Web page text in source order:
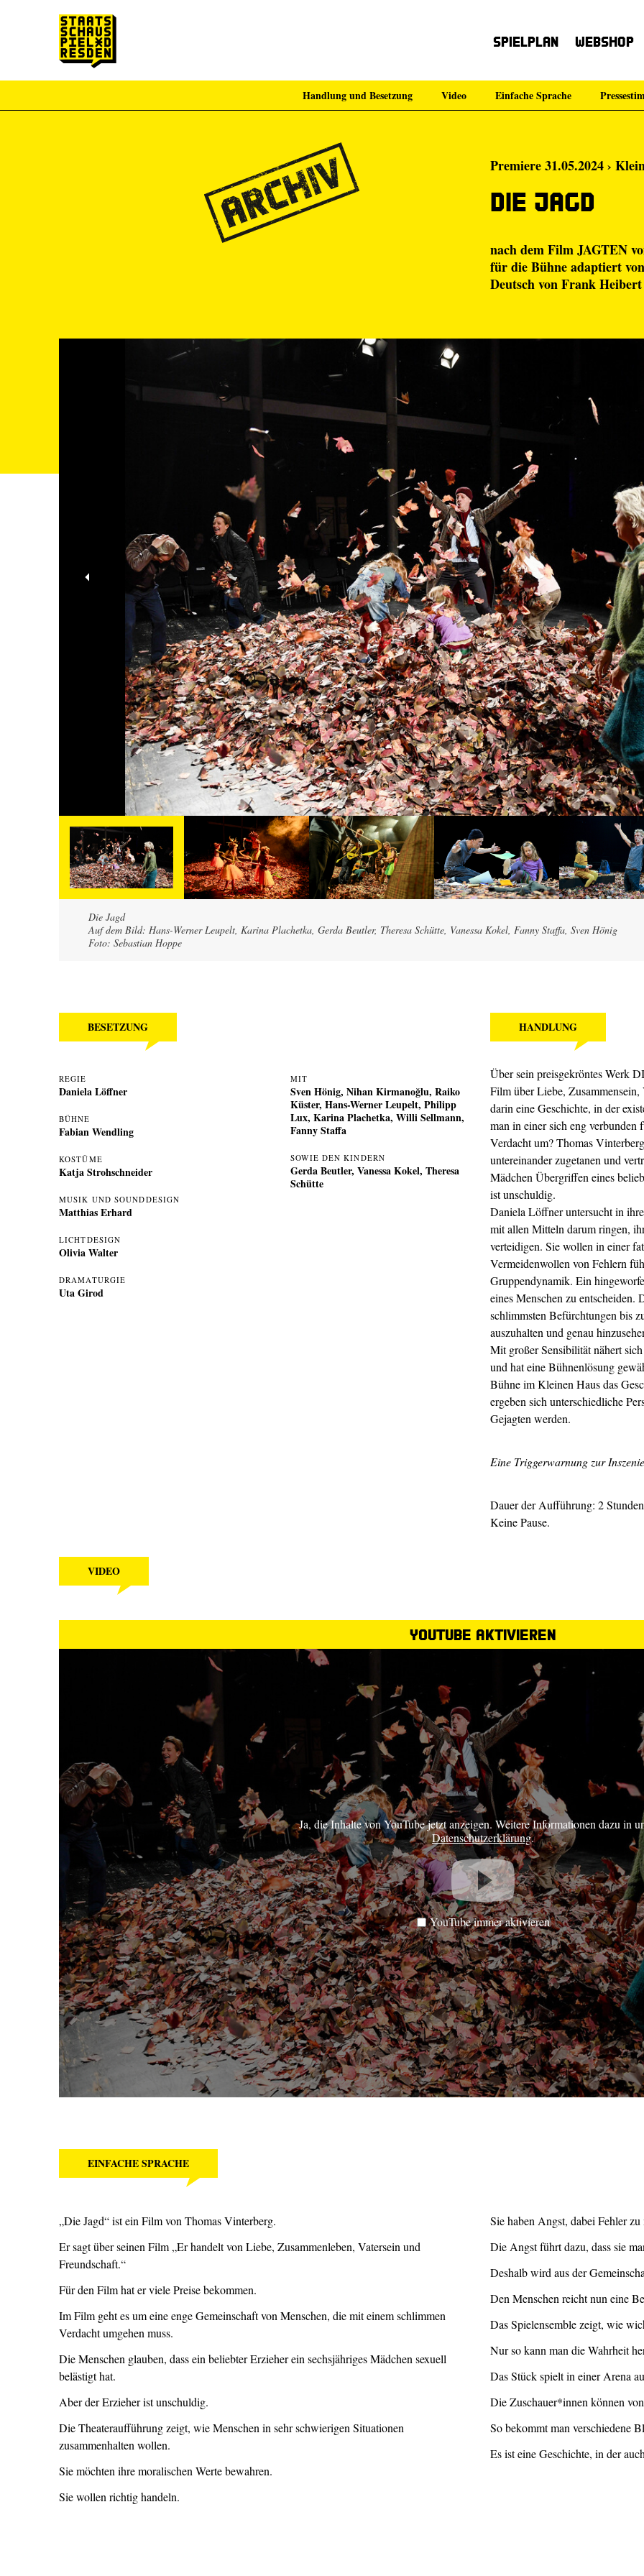
Spielplan Webshop
Handlung und Besetzung Video Einfache Sprache
Premiere 31.05.2024 ›
Die Jagd
nach dem Film JAGTEN
für die Bühne adaptiert
Deutsch von Frank Heibert
Die Jagd
Auf dem Bild: Hans-Werner Leupelt, Karina Plachetka, Gerda Beutler, Theresa Schütte, Vanessa Kokel, Fanny Staffa, Sven Hönig
Foto: Sebastian Hoppe
HANDLUNG
Über sein preisgekröntes Werk
Film über Liebe,
darin eine Geschichte, in der
man in einer sich eng verbunden
Verdacht um? Thomas
untereinander zugetanen und
Mädchen Übergriffen eines
ist unschuldig.
Daniela Löffner untersucht in
mit allen Mitteln darum ringen,
verteidigen. Sie wollen in einer
Vermeidenwollen von Fehlern
Gruppendynamik. Ein
eines Menschen zu entscheiden.
schlimmsten Befürchtungen bis
auszuhalten und genau
Mit großer Sensibilität nähert
und hat eine Bühnenlösung
Bühne im Kleinen Haus das
ergeben sich unterschiedliche
Gejagten werden.
Eine Triggerwarnung zur
Dauer der Aufführung: 2
Keine Pause.
BESETZUNG
REGIE
Daniela Löffner
BÜHNE
Fabian Wendling
KOSTÜME
Katja Strohschneider
MUSIK UND SOUNDDESIGN
Matthias Erhard
LICHTDESIGN
Olivia Walter
DRAMATURGIE
Uta Girod
MIT
Sven Hönig,Nihan Kirmanoğlu,Raiko
Küster,Hans-Werner Leupelt,Philipp
Lux,Karina Plachetka,Willi Sellmann,
Fanny Staffa
SOWIE DEN KINDERN
Gerda Beutler, Vanessa Kokel, Theresa
Schütte
VIDEO
YouTube aktivieren
Ja, die Inhalte von YouTube jetzt anzeigen. Weitere Informationen dazu in
Datenschutzerklärung.
YouTube immer aktivieren
EINFACHE SPRACHE
„Die Jagd“ ist ein Film von Thomas Vinterberg.
Er sagt über seinen Film „Er handelt von Liebe, Zusammenleben, Vatersein und
Freundschaft.“
Für den Film hat er viele Preise bekommen.
Im Film geht es um eine enge Gemeinschaft von Menschen, die mit einem schlimmen
Verdacht umgehen muss.
Die Menschen glauben, dass ein beliebter Erzieher ein sechsjähriges Mädchen sexuell
belästigt hat.
Aber der Erzieher ist unschuldig.
Die Theateraufführung zeigt, wie Menschen in sehr schwierigen Situationen
zusammenhalten wollen.
Sie möchten ihre moralischen Werte bewahren.
Sie wollen richtig handeln.
Sie haben Angst, dabei Fehler zu
Die Angst führt dazu, dass sie
Deshalb wird aus der
Den Menschen reicht nun eine
Das Spielensemble zeigt, wie
Nur so kann man die Wahrheit
Das Stück spielt in einer Arena
Die Zuschauer*innen können
So bekommt man verschiedene
Es ist eine Geschichte, in der